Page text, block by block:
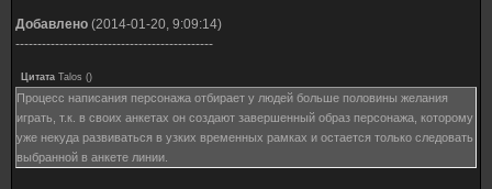
Добавлено (2014-01-20, 9:09:14)
---------------------------------------------
Цитата Talos ()
Процесс написания персонажа отбирает у людей больше половины желания
играть, т.к. в своих анкетах он создают завершенный образ персонажа, которому
уже некуда развиваться в узких временных рамках и остается только следовать
выбранной в анкете линии.